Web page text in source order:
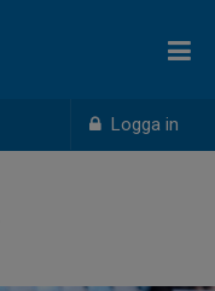
Logga in